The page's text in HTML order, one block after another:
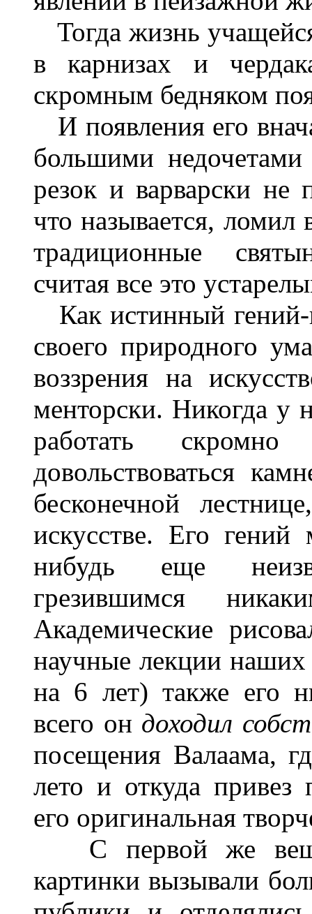
Тогда жизнь
в карнизах и
скромным бедняком
И появления его
большими недочетами
резок и варварски не
что называется,
традиционные
считая все это
Как истинный гений-
своего природного
воззрения на
менторски. Никогда у
работать
довольствоваться
бесконечной
искусстве. Его
нибудь еще
грезившимся
Академические
научные лекции наших
на 6 лет) также его
всего он доходил
посещения Валаама,
лето и откуда привез
его оригинальная
С первой же
картинки вызывали